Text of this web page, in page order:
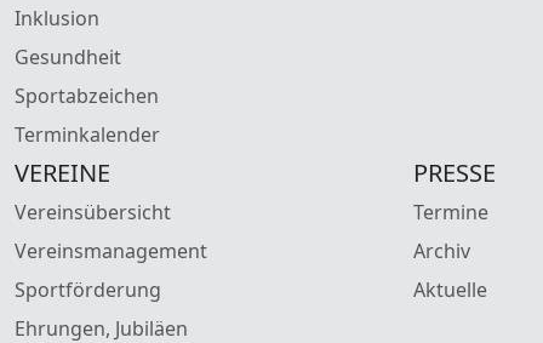
Inklusion
Gesundheit
Sportabzeichen
Terminkalender
VEREINE
Vereinsübersicht
Vereinsmanagement
Sportförderung
Ehrungen, Jubiläen
PRESSE
Termine
Archiv
Aktuelle